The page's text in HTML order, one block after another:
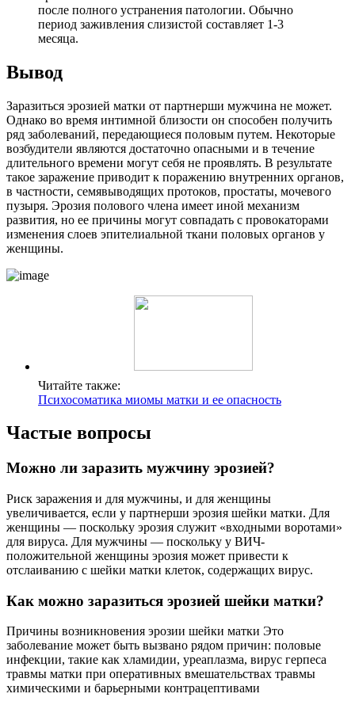
после полного устранения патологии. Обычно
период заживления слизистой составляет 1-3
месяца.
Вывод
Заразиться эрозией матки от партнерши мужчина не может.
Однако во время интимной близости он способен получить
ряд заболеваний, передающиеся половым путем. Некоторые
возбудители являются достаточно опасными и в течение
длительного времени могут себя не проявлять. В результате
такое заражение приводит к поражению внутренних органов,
в частности, семявыводящих протоков, простаты, мочевого
пузыря. Эрозия полового члена имеет иной механизм
развития, но ее причины могут совпадать с провокаторами
изменения слоев эпителиальной ткани половых органов у
женщины.
Читайте также:
Психосоматика миомы матки и ее опасность
Частые вопросы
Можно ли заразить мужчину эрозией?
Риск заражения и для мужчины, и для женщины
увеличивается, если у партнерши эрозия шейки матки. Для
женщины — поскольку эрозия служит «входными воротами»
для вируса. Для мужчины — поскольку у ВИЧ-
положительной женщины эрозия может привести к
отслаиванию с шейки матки клеток, содержащих вирус.
Как можно заразиться эрозией шейки матки?
Причины возникновения эрозии шейки матки Это
заболевание может быть вызвано рядом причин: половые
инфекции, такие как хламидии, уреаплазма, вирус герпеса
травмы матки при оперативных вмешательствах травмы
химическими и барьерными контрацептивами